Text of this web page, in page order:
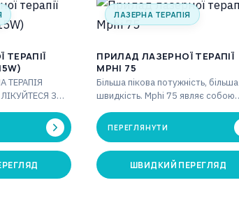
ТЕРАПІЯ
З
світі
ЛАЗЕРНА ТЕРАПІЯ
ПРИЛАД ЛАЗЕРНОЇ ТЕРАПІЇ
MPHI 75
Більша пікова потужність, більша
швидкість. Mphi 75 являє собою
успадковує його…
ПЕРЕГЛЯНУТИ
ШВИДКИЙ ПЕРЕГЛЯД